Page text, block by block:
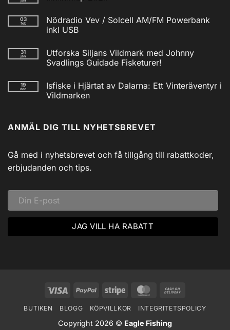
till
Isfiskecup
2025
03
feb
Nödradio Vev / Solcell AM/FM Powerbank
inkl USB
till
Nödradio
Vev
AM/FM
Powerbank
inkl
31
jan
Utforska Siljans Vildmark med Johnny
Svadlings Guidade Fisketurer!
till
Utforska
Siljans
Svadlings
Guidade
19
dec
Isfiske i Hjärtat av Dalarna: Ett Vinteräventyr i
Vildmarken
Isfiske
i
Dalarna:
Ett
Vinteräventyr
i
ANMÄL DIG TILL NYHETSBREVET
Gå med i nyhetsbrevet och få tillgång till rabattkoder,
erbjudanden och tips.
Visa PayPal Stripe MasterCard
Delivery
BUTIKEN BLOGG KÖPVILLKOR INTEGRITETSPOLICY
Copyright 2026 © Eagle Fishing